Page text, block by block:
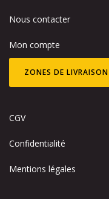
Nous contacter
Mon compte
ZONES DE LIVRAISON
CGV
Confidentialité
Mentions légales